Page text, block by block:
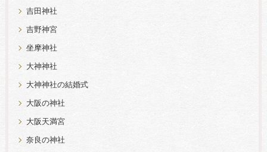
吉田神社
吉野神宮
坐摩神社
大神神社
大神神社の結婚式
大阪の神社
大阪天満宮
奈良の神社